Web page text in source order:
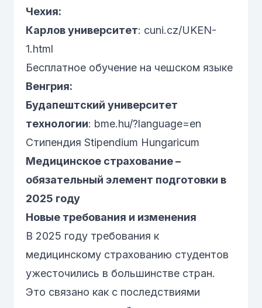
Чехия:
Карлов университет: cuni.cz/UKEN-
1.html
Бесплатное обучение на чешском языке
Венгрия:
Будапештский университет
технологии: bme.hu/?language=en
Стипендия Stipendium Hungaricum
Медицинское страхование –
обязательный элемент подготовки в
2025 году
Новые требования и изменения
В 2025 году требования к
медицинскому страхованию студентов
ужесточились в большинстве стран.
Это связано как с последствиями